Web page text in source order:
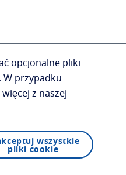
opcjonalne pliki
W przypadku
więcej z naszej
wszystkie
pliki cookie